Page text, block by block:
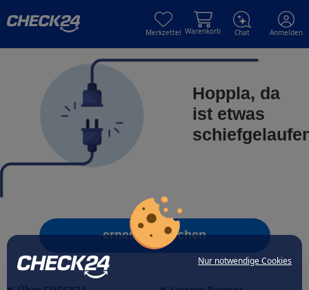
Nur notwendige Cookies
Merkzettel Warenkorb Chat Anmelden
Hoppla, da
ist etwas
erneut versuchen